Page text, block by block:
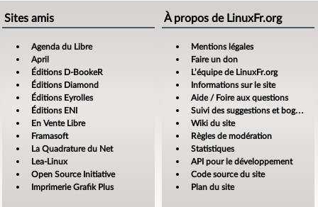
Sites amis
Agenda du Libre
April
Éditions D-BookeR
Éditions Diamond
Éditions Eyrolles
Éditions ENI
En Vente Libre
Framasoft
La Quadrature du Net
Lea-Linux
Open Source Initiative
Imprimerie Grafik Plus
À propos de LinuxFr.org
Mentions légales
Faire un don
L’équipe de LinuxFr.org
Informations sur le site
Aide / Foire aux questions
Suivi des suggestions et bogues
Wiki du site
Règles de modération
Statistiques
API pour le développement
Code source du site
Plan du site